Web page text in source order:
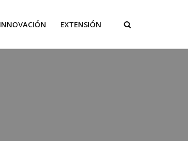
INNOVACIÓN EXTENSIÓN